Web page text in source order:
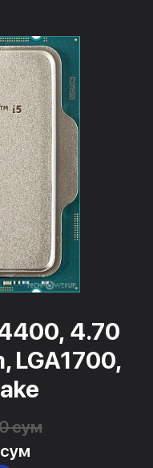
4.70
LGA1700,
сум